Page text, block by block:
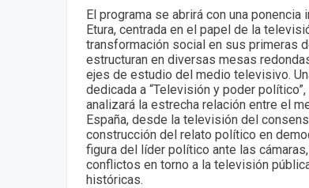
El programa se abrirá con una
Etura, centrada en el papel de la
transformación social en sus primeras
estructuran en diversas mesas
ejes de estudio del medio televisivo.
dedicada a “Televisión y poder
analizará la estrecha relación entre el
España, desde la televisión del
construcción del relato político en
figura del líder político ante las
conflictos en torno a la televisión
históricas.